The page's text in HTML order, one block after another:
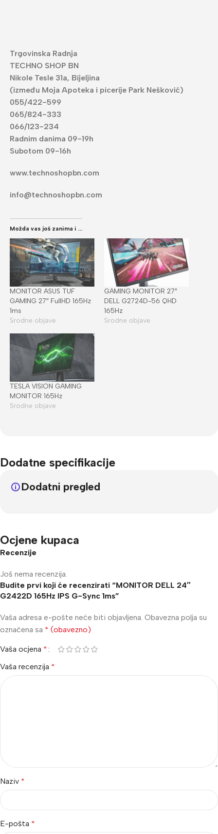
Trgovinska Radnja
TECHNO SHOP BN
Nikole Tesle 31a, Bijeljina
(između Moja Apoteka i picerije Park Nešković)
055/422-599
065/824-333
066/123-234
Radnim danima 09-19h
Subotom 09-16h
www.technoshopbn.com
info@technoshopbn.com
Možda vas još zanima i ...
MONITOR ASUS TUF
GAMING 27″ FullHD 165Hz
1ms
Srodne objave
GAMING MONITOR 27″
DELL G2724D-56 QHD
165Hz
Srodne objave
TESLA VISION GAMING
MONITOR 165Hz
Srodne objave
Dodatne specifikacije
Dodatni pregled
Ocjene kupaca
Recenzije
Još nema recenzija.
Budite prvi koji će recenzirati “MONITOR DELL 24″
G2422D 165Hz IPS G-Sync 1ms”
Vaša adresa e-pošte neće biti objavljena. Obavezna polja su
označena sa * (obavezno)
Vaša ocjena *
Vaša recenzija *
Naziv *
E-pošta *